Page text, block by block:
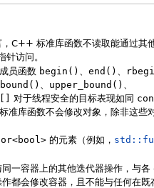
C++ 标准库函数不读取能通过其
访问。
员函数 begin() end()
upper_bound()
对于线程安全的目标表现如同
库函数不会修改对象，除非这些
的元素（例如，
一容器上的其他迭代器操作，与
都会修改容器，且不能与任何在既